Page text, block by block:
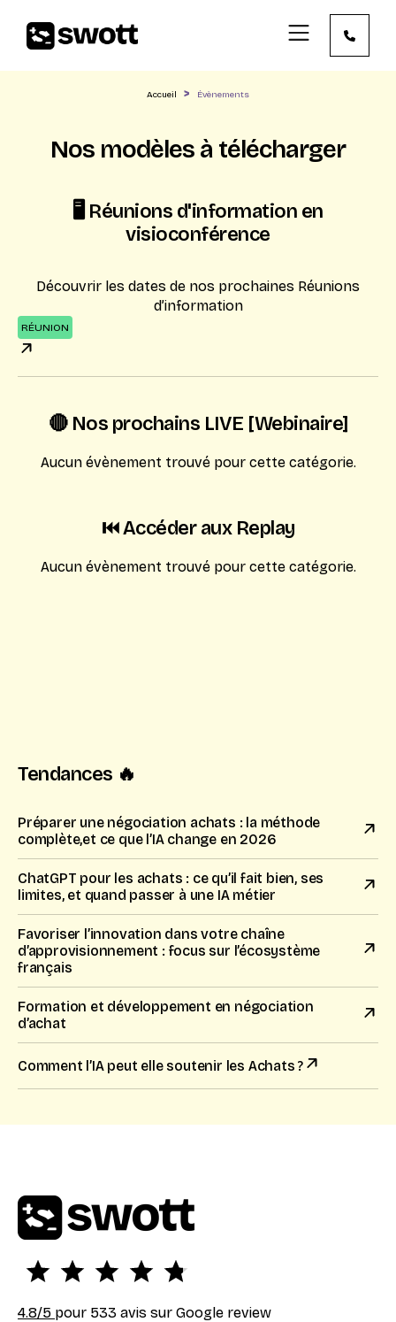
Accueil > Évènements
Nos modèles à télécharger
🖥️ Réunions d'information en
visioconférence
Découvrir les dates de nos prochaines Réunions
d’information
RÉUNION
🔴 Nos prochains LIVE [Webinaire]
Aucun évènement trouvé pour cette catégorie.
⏮️ Accéder aux Replay
Aucun évènement trouvé pour cette catégorie.
Tendances 🔥
Préparer une négociation achats : la méthode
complète,et ce que l’IA change en 2026
ChatGPT pour les achats : ce qu’il fait bien, ses
limites, et quand passer à une IA métier
Favoriser l’innovation dans votre chaîne
d’approvisionnement : focus sur l’écosystème
français
Formation et développement en négociation
d’achat
Comment l’IA peut elle soutenir les Achats ?
4.8/5 pour 533 avis sur Google review